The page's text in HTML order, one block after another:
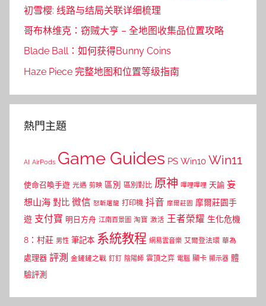
初雪樱: 线路与结局关联详细梳理
哥布林维克：窃贼大亨 – 全地图收集品位置攻略
Blade Ball：如何获得Bunny Coins
Haze Piece 完整地图和位置等级指南
熱門主題
AI AirPods Game Guides PS Win10 Win11
使命召喚手遊 光遇 剪映 區別 區別對比 原神 嗶哩嗶哩 天諭 妄
想山海 對比 微信 怒斬屠龍 打印機 抖音 摩爾莊園 摩爾莊園手
遊 支付寶 明日方舟 江南百景圖 淘寶 激活 王者榮耀 生化危機
8：村莊 男性 筆記本 系統教程 網易雲音樂 艾爾登法環 華為
處理器 評測 金鏟鏟之戰 釘釘 陰陽師 雲頂之弈 電腦 顯卡 顯示器 體
驗評測